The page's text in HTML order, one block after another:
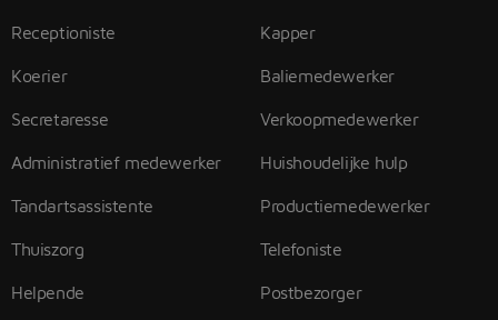
Receptioniste
Koerier
Secretaresse
Administratief medewerker
Tandartsassistente
Thuiszorg
Helpende
Kapper
Baliemedewerker
Verkoopmedewerker
Huishoudelijke hulp
Productiemedewerker
Telefoniste
Postbezorger